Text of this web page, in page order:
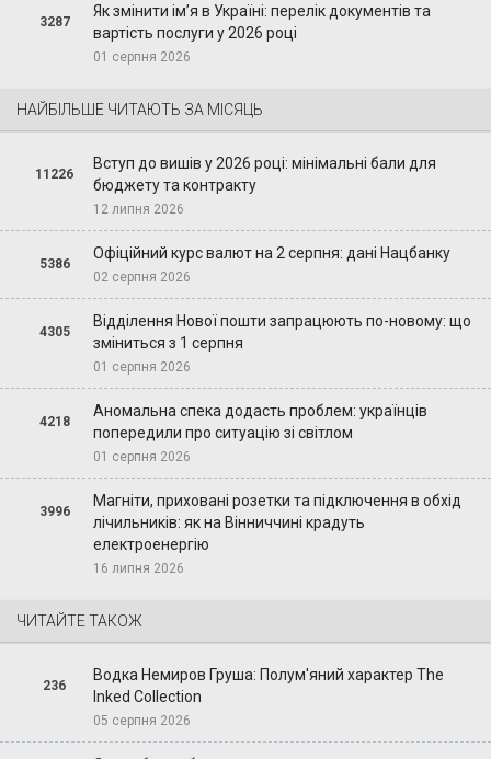
3287
Як змінити ім’я в Україні: перелік документів та
вартість послуги у 2026 році
01 серпня 2026
НАЙБІЛЬШЕ ЧИТАЮТЬ ЗА МІСЯЦЬ
11226
Вступ до вишів у 2026 році: мінімальні бали для
бюджету та контракту
12 липня 2026
5386
Офіційний курс валют на 2 серпня: дані Нацбанку
02 серпня 2026
4305
Відділення Нової пошти запрацюють по-новому: що
зміниться з 1 серпня
01 серпня 2026
4218
Аномальна спека додасть проблем: українців
попередили про ситуацію зі світлом
01 серпня 2026
3996
Магніти, приховані розетки та підключення в обхід
лічильників: як на Вінниччині крадуть
електроенергію
16 липня 2026
ЧИТАЙТЕ ТАКОЖ
236
Водка Немиров Груша: Полум'яний характер The
Inked Collection
05 серпня 2026